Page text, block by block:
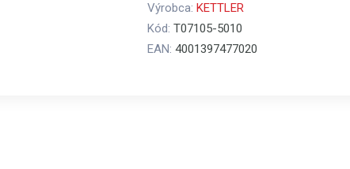
Výrobca: KETTLER
Kód: T07105-5010
EAN: 4001397477020